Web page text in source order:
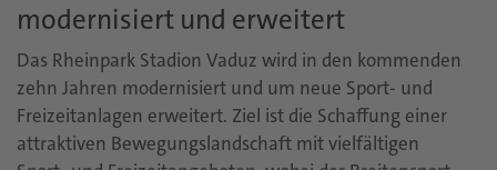
modernisiert und erweitert
Das Rheinpark Stadion Vaduz wird in den kommenden
zehn Jahren modernisiert und um neue Sport- und
Freizeitanlagen erweitert. Ziel ist die Schaffung einer
attraktiven Bewegungslandschaft mit vielfältigen